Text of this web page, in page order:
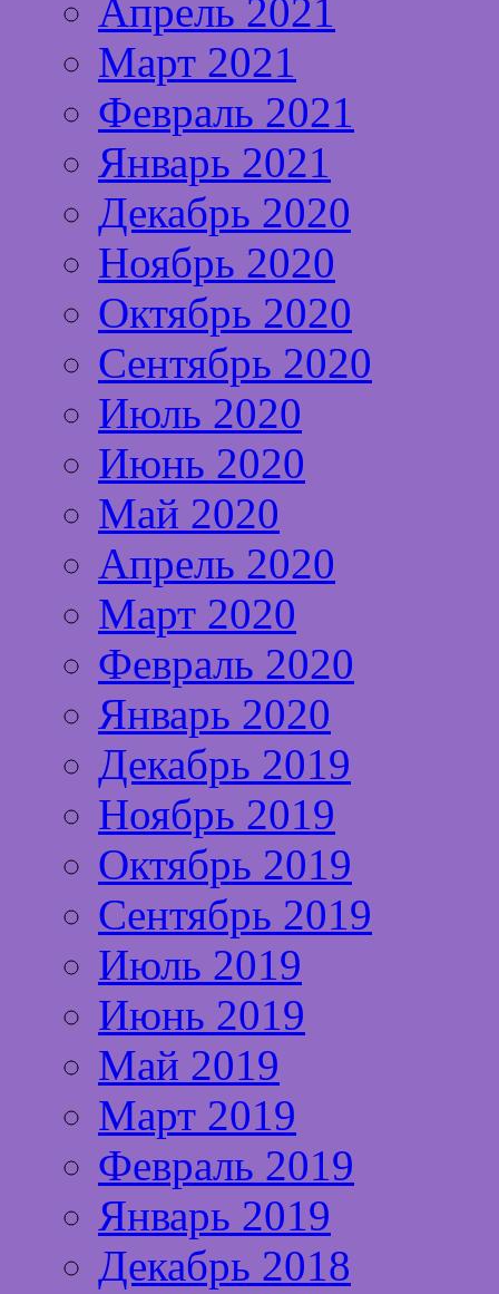
Апрель 2021
Март 2021
Февраль 2021
Январь 2021
Декабрь 2020
Ноябрь 2020
Октябрь 2020
Сентябрь 2020
Июль 2020
Июнь 2020
Май 2020
Апрель 2020
Март 2020
Февраль 2020
Январь 2020
Декабрь 2019
Ноябрь 2019
Октябрь 2019
Сентябрь 2019
Июль 2019
Июнь 2019
Май 2019
Март 2019
Февраль 2019
Январь 2019
Декабрь 2018